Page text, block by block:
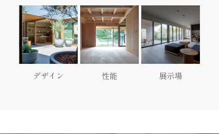
デザイン 性能 展示場